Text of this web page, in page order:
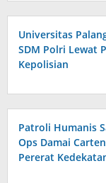
Universitas
SDM Polri Lewat
Kepolisian
Patroli Humanis
Ops Damai
Pererat